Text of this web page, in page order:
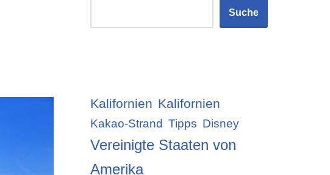
Suche
Kalifornien Kalifornien
Kakao-Strand Tipps Disney
Vereinigte Staaten von
Amerika